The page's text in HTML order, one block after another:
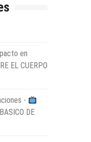
en
EL CUERPO
-
DE